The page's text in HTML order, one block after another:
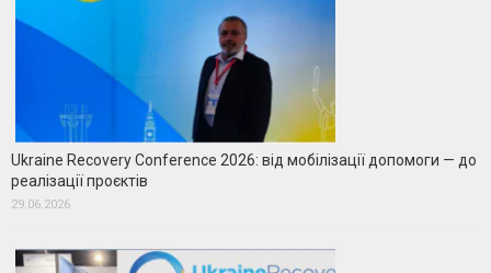
Ukraine Recovery Conference 2026: від мобілізації допомоги — до
реалізації проєктів
29.06.2026